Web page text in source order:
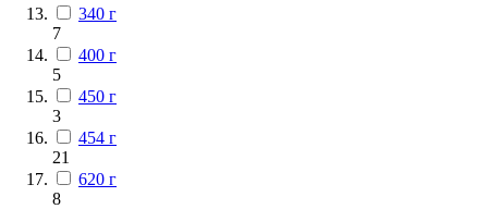
340 г
7
400 г
5
450 г
3
454 г
21
620 г
8